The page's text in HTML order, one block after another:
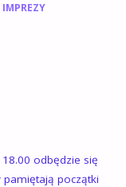
IMPREZY
odbędzie się
początki